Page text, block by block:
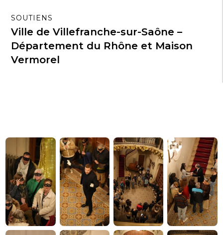
SOUTIENS
Ville de Villefranche-sur-Saône –
Département du Rhône et Maison
Vermorel